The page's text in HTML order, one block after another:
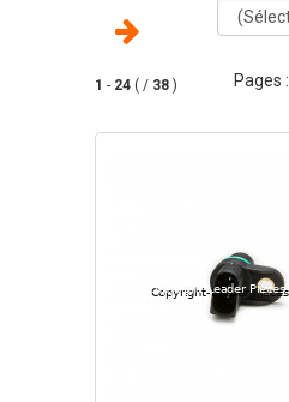
1 - 24 ( / 38 ) Pages :